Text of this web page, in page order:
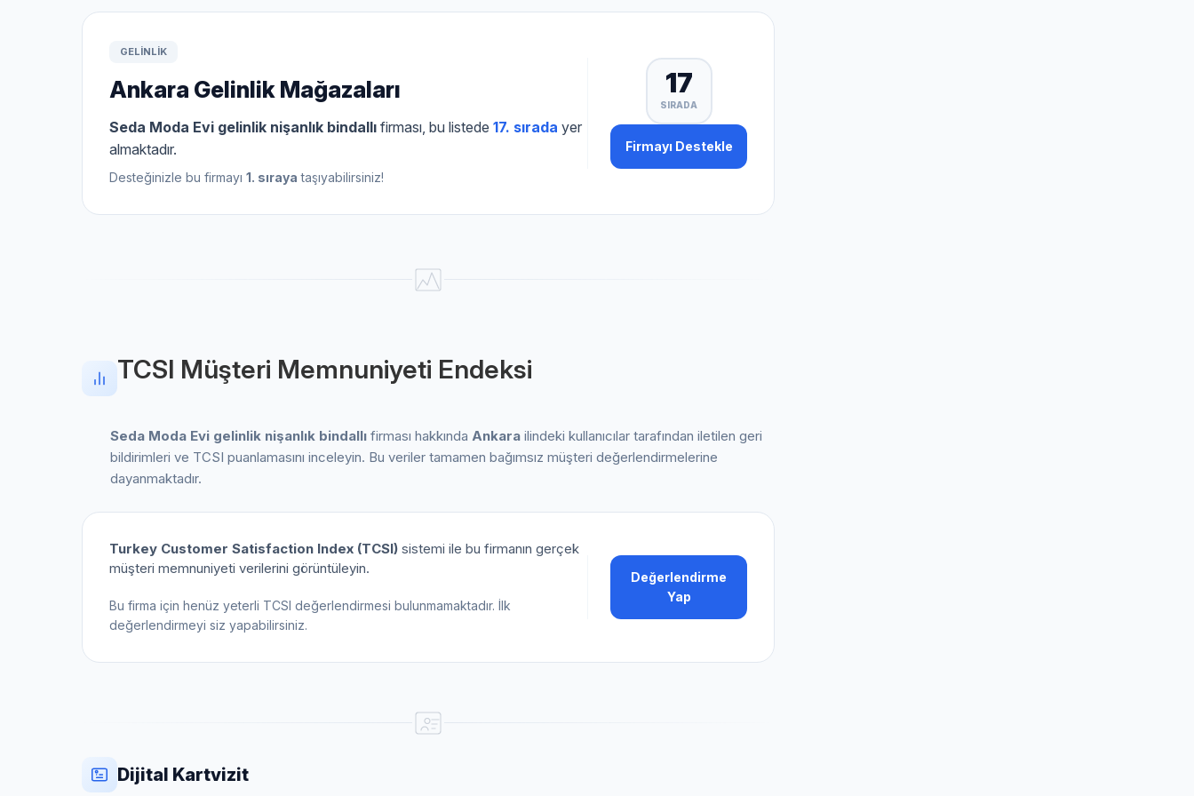
GELINLIK
Ankara Gelinlik Mağazaları
Seda Moda Evi gelinlik nişanlık bindallı firması, bu listede 17. sırada yer
almaktadır.
Desteğinizle bu firmayı 1. sıraya taşıyabilirsiniz!
17
SIRADA
Firmayı Destekle
TCSI Müşteri Memnuniyeti Endeksi
Seda Moda Evi gelinlik nişanlık bindallı firması hakkında Ankara ilindeki kullanıcılar tarafından iletilen geri
bildirimleri ve TCSI puanlamasını inceleyin. Bu veriler tamamen bağımsız müşteri değerlendirmelerine
dayanmaktadır.
Turkey Customer Satisfaction Index (TCSI) sistemi ile bu firmanın gerçek
müşteri memnuniyeti verilerini görüntüleyin.
Bu firma için henüz yeterli TCSI değerlendirmesi bulunmamaktadır. İlk
değerlendirmeyi siz yapabilirsiniz.
Değerlendirme
Yap
Dijital Kartvizit